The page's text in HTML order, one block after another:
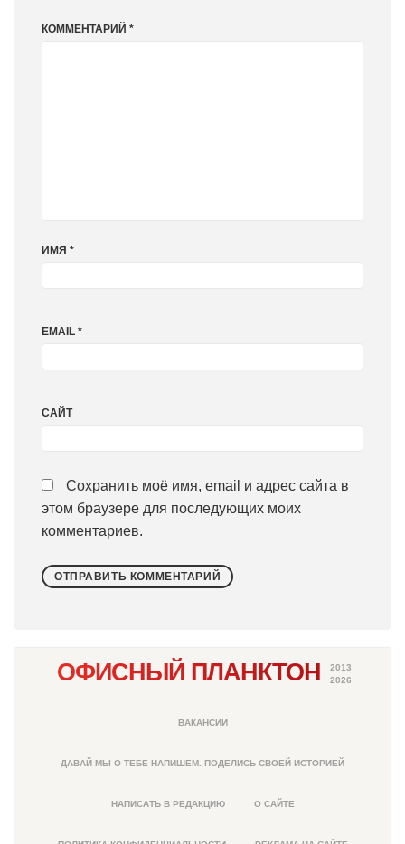
КОММЕНТАРИЙ *
ИМЯ *
EMAIL *
САЙТ
Сохранить моё имя, email и адрес сайта в
этом браузере для последующих моих
комментариев.
ОФИСНЫЙ ПЛАНКТОН
2013
2026
ВАКАНСИИ
ДАВАЙ МЫ О ТЕБЕ НАПИШЕМ. ПОДЕЛИСЬ СВОЕЙ ИСТОРИЕЙ
НАПИСАТЬ В РЕДАКЦИЮ О САЙТЕ